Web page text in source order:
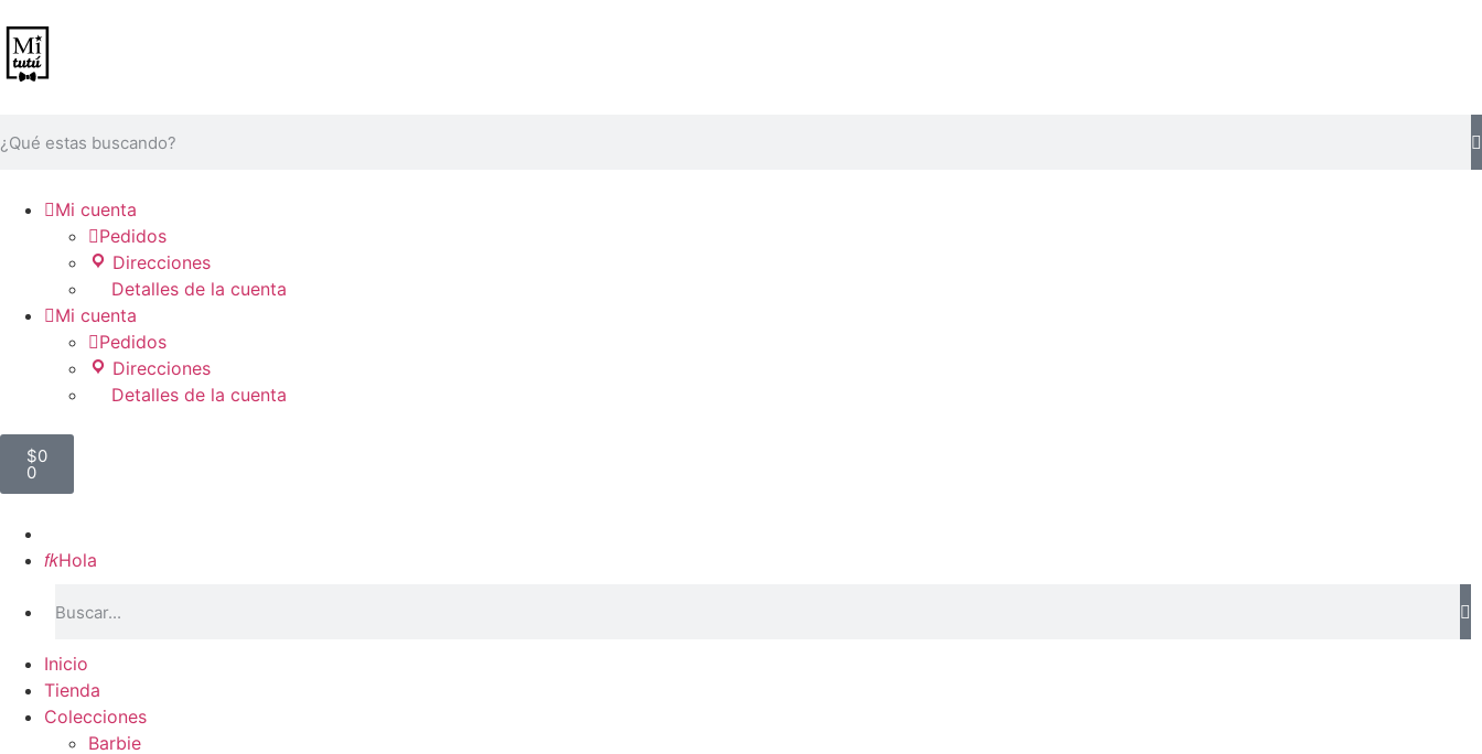
Mi cuenta
Pedidos
Direcciones
Detalles de la cuenta
Mi cuenta
Pedidos
Direcciones
Detalles de la cuenta
$0
0
Hola
Inicio
Tienda
Colecciones
Barbie